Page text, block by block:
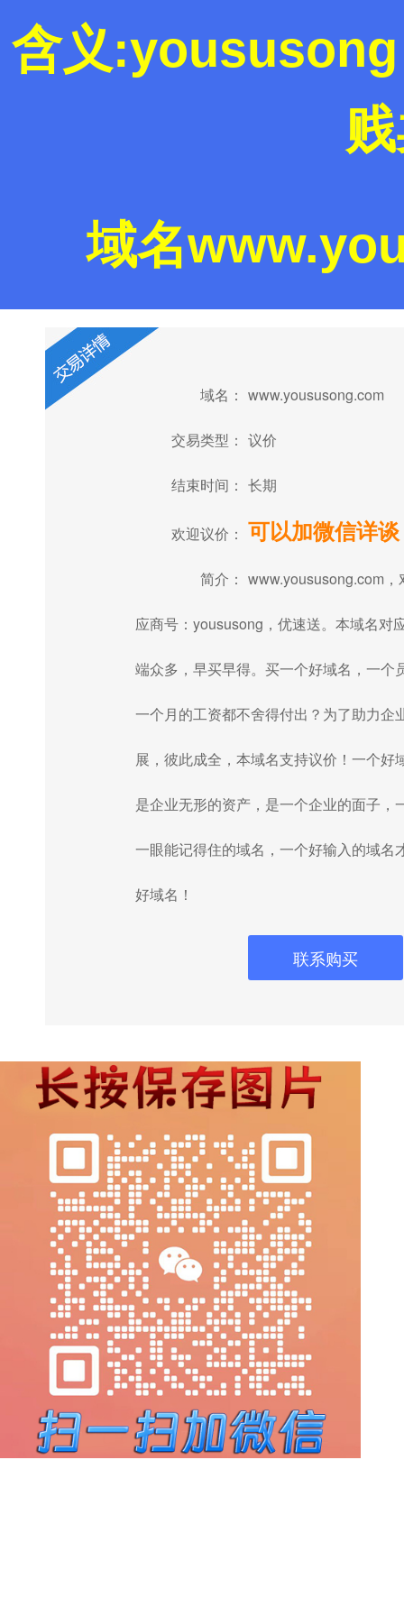
含义:yoususong
域名
域名： www.yoususong.com
交易类型： 议价
结束时间： 长期
欢迎议价： 可以加微信详谈
简介： www.yoususong.com，
应商号：yoususong，优速送。本域名对
端众多，早买早得。买一个好域名，一个
一个月的工资都不舍得付出？为了助力企
展，彼此成全，本域名支持议价！一个好
是企业无形的资产，是一个企业的面子，
一眼能记得住的域名，一个好输入的域名
好域名！
联系购买